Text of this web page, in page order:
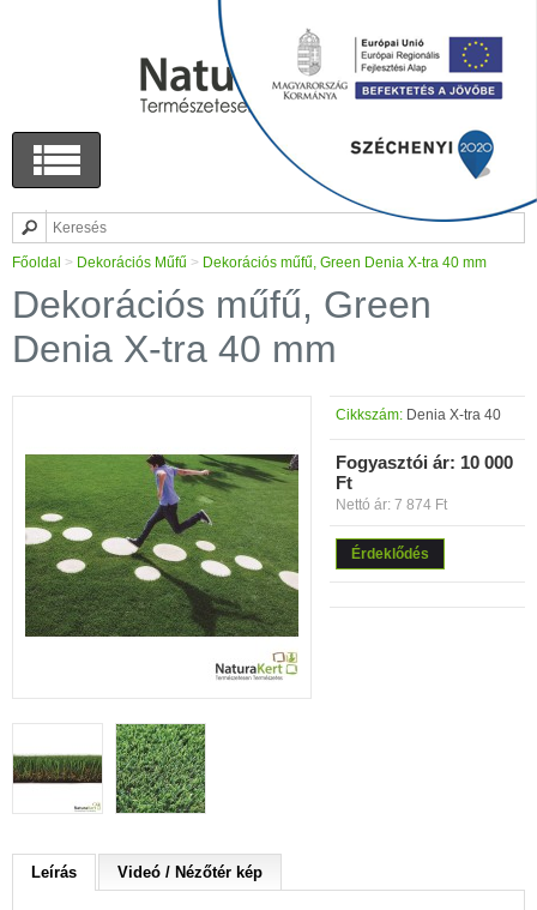
Főoldal > Dekorációs Műfű > Dekorációs műfű, Green Denia X-tra 40 mm
Dekorációs műfű, Green
Denia X-tra 40 mm
Cikkszám: Denia X-tra 40
Fogyasztói ár: 10 000
Ft
Nettó ár: 7 874 Ft
Érdeklődés
Leírás Videó / Nézőtér kép